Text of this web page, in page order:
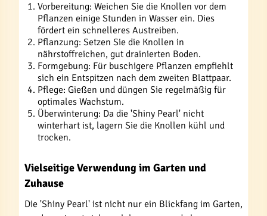
Vorbereitung: Weichen Sie die Knollen vor dem
Pflanzen einige Stunden in Wasser ein. Dies
fördert ein schnelleres Austreiben.
Pflanzung: Setzen Sie die Knollen in
nährstoffreichen, gut drainierten Boden.
Formgebung: Für buschigere Pflanzen empfiehlt
sich ein Entspitzen nach dem zweiten Blattpaar.
Pflege: Gießen und düngen Sie regelmäßig für
optimales Wachstum.
Überwinterung: Da die 'Shiny Pearl' nicht
winterhart ist, lagern Sie die Knollen kühl und
trocken.
Vielseitige Verwendung im Garten und
Zuhause
Die 'Shiny Pearl' ist nicht nur ein Blickfang im Garten,